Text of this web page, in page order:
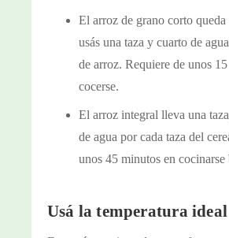
El arroz de grano corto queda
usás una taza y cuarto de
de arroz. Requiere de unos
cocerse.
El arroz integral lleva una
de agua por cada taza del
unos 45 minutos en cocinarse
Usá la temperatura ideal